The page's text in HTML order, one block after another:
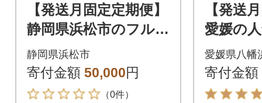
【発送月固定定期便】
静岡県浜松市のフルー
ツ定期便 全4回
静岡県浜松市
寄付金額 50,000円
（0件）
【発送
愛媛の
きつ定
全4回【
愛媛県八幡
寄付金額